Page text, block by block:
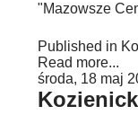
"Mazowsze
Published in
Read more...
środa, 18 maj